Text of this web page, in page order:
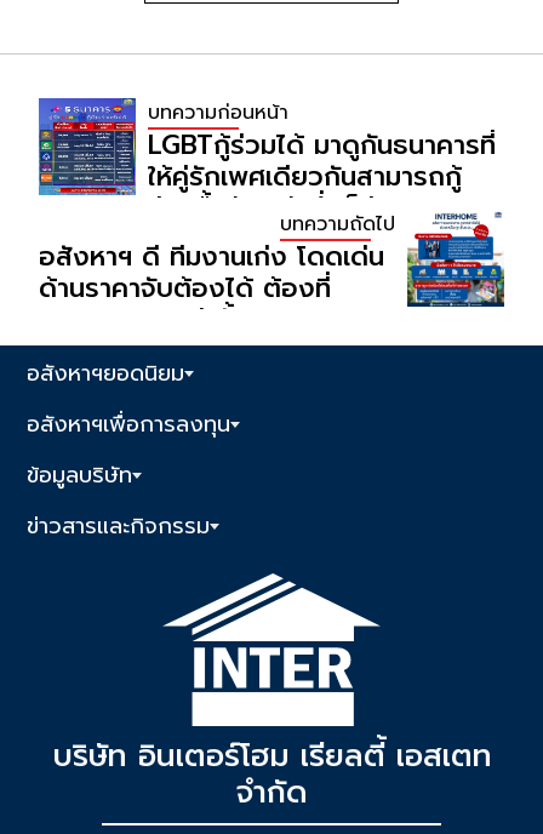
บทความก่อนหน้า
LGBTกู้ร่วมได้ มาดูกันธนาคารที่
ให้คู่รักเพศเดียวกันสามารถกู้
ร่วมซื้อบ้านได้ ซึ่งก็มีหลาย
ธนาคารที่เปิดให้ผู้กู้กลุ่ม LGBT กู้
ร่วมได้
บทความถัดไป
อสังหาฯ ดี ทีมงานเก่ง โดดเด่น
ด้านราคาจับต้องได้ ต้องที่
Interhome เท่านั้น
อสังหาฯยอดนิยม
อสังหาฯเพื่อการลงทุน
ข้อมูลบริษัท
ข่าวสารและกิจกรรม
บริษัท อินเตอร์โฮม เรียลตี้ เอสเตท
จำกัด